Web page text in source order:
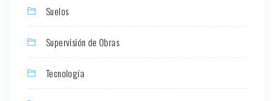
Suelos
Supervisión de Obras
Tecnología